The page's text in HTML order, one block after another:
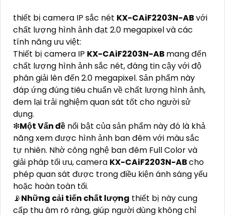
thiết bị camera IP sắc nét KX-CAiF2203N-ABvới
chất lượng hình ảnh đạt 2.0 megapixel và các
tính năng ưu việt:
Thiết bị camera IP KX-CAiF2203N-AB mang đến
chất lượng hình ảnh sắc nét, đáng tin cậy với độ
phân giải lên đến 2.0 megapixel. Sản phẩm này
đáp ứng đúng tiêu chuẩn về chất lượng hình ảnh,
đem lại trải nghiệm quan sát tốt cho người sử
dụng.
❇Một Vấn đề nổi bật của sản phẩm này đó là khả
năng xem được hình ảnh ban đêm với màu sắc
tự nhiên. Nhờ công nghệ ban đêm Full Color và
giải pháp tối ưu, camera KX-CAiF2203N-ABcho
phép quan sát được trong điều kiện ánh sáng yếu
hoặc hoàn toàn tối.
📡Những cải tiến chất lượng thiết bị này cung
cấp thu âm rõ ràng, giúp người dùng không chỉ